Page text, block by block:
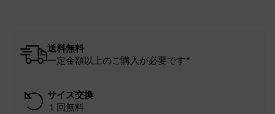
送料無料
一定金額以上のご購入が必要です*
サイズ交換
１回無料